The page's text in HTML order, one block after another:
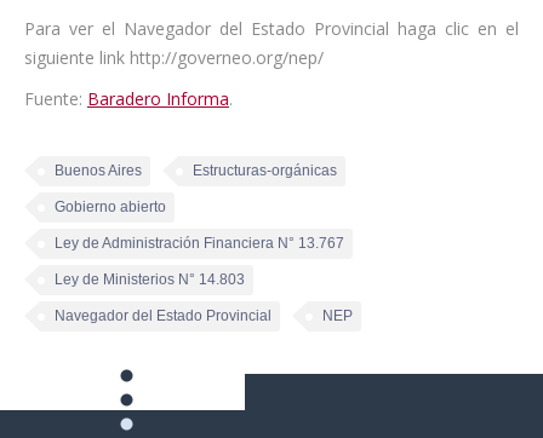
Para ver el Navegador del Estado Provincial haga clic en el
siguiente link http://governeo.org/nep/
Fuente: Baradero Informa.
Buenos Aires Estructuras-orgánicas
Gobierno abierto
Ley de Administración Financiera N° 13.767
Ley de Ministerios N° 14.803
Navegador del Estado Provincial NEP